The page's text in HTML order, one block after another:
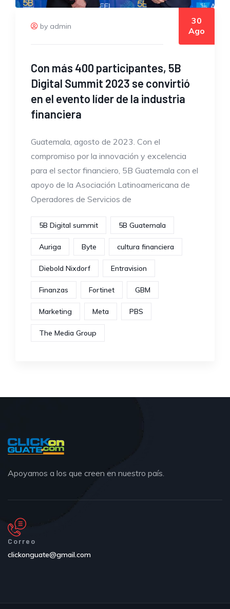
by admin
30
Ago
Con más 400 participantes, 5B
Digital Summit 2023 se convirtió
en el evento líder de la industria
financiera
Guatemala, agosto de 2023. Con el
compromiso por la innovación y excelencia
para el sector financiero, 5B Guatemala con el
apoyo de la Asociación Latinoamericana de
Operadores de Servicios de
5B Digital summit 5B Guatemala
Auriga Byte cultura financiera
Diebold Nixdorf Entravision
Finanzas Fortinet GBM
Marketing Meta PBS
The Media Group
Apoyamos a los que creen en nuestro país.
Correo
clickonguate@gmail.com